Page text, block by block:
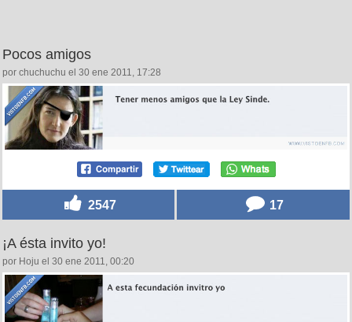
Pocos amigos
por chuchuchu el 30 ene 2011, 17:28
2547 17
¡A ésta invito yo!
por Hoju el 30 ene 2011, 00:20